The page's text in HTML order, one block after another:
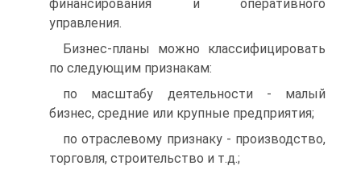
финансирования и оперативного
управления.
Бизнес-планы можно классифицировать
по следующим признакам:
по масштабу деятельности - малый
бизнес, средние или крупные предприятия;
по отраслевому признаку - производство,
торговля, строительство и т.д.;